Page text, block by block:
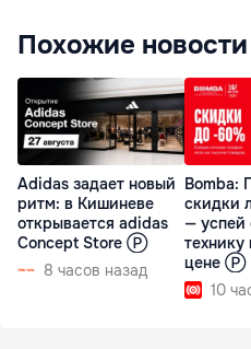
Похожие новости
Adidas задает новый
ритм: в Кишиневе
открывается adidas
Concept Store Ⓟ
8 часов назад
Bomba:
скидки
— успей
технику
цене Ⓟ
10